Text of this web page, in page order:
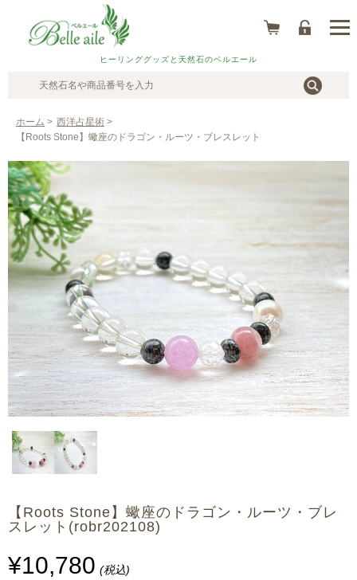
ヒーリンググッズと天然石のベルエール
ホーム > 西洋占星術 >
【Roots Stone】蠍座のドラゴン・ルーツ・ブレスレット
【Roots Stone】蠍座のドラゴン・ルーツ・ブレ
スレット(robr202108)
¥10,780 (税込)